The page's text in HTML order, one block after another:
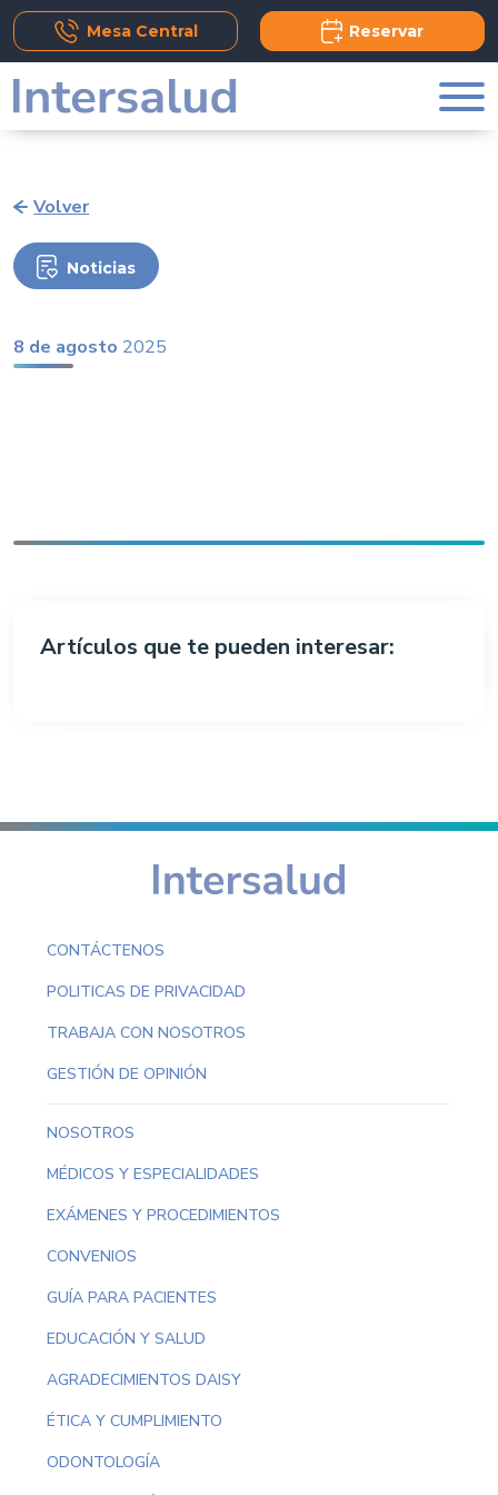
Add Comment
Mesa Central Reservar
Volver
Noticias
8 de agosto 2025
Artículos que te pueden interesar:
CONTÁCTENOS
POLITICAS DE PRIVACIDAD
TRABAJA CON NOSOTROS
GESTIÓN DE OPINIÓN
NOSOTROS
MÉDICOS Y ESPECIALIDADES
EXÁMENES Y PROCEDIMIENTOS
CONVENIOS
GUÍA PARA PACIENTES
EDUCACIÓN Y SALUD
AGRADECIMIENTOS DAISY
ÉTICA Y CUMPLIMIENTO
ODONTOLOGÍA